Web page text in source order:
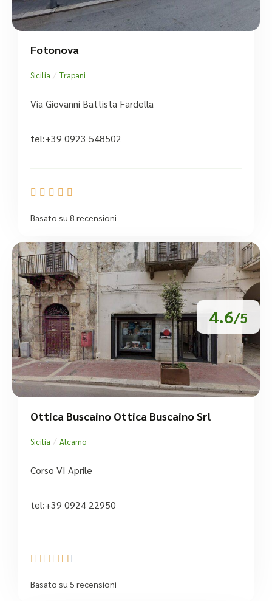
Fotonova
Sicilia / Trapani
Via Giovanni Battista Fardella
tel:+39 0923 548502
    
Basato su 8 recensioni
4.6/5
Ottica Buscaino Ottica Buscaino Srl
Sicilia / Alcamo
Corso VI Aprile
tel:+39 0924 22950
    
Basato su 5 recensioni